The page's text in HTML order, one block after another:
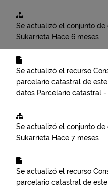
Se actualizó el conjunto de
Sukarrieta Hace 6 meses
Se actualizó el recurso
parcelario catastral de
datos Parcelario catastral -
Se actualizó el conjunto de
Sukarrieta Hace 7 meses
Se actualizó el recurso
parcelario catastral de